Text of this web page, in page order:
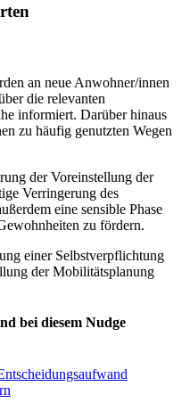
an neue Anwohner/innen
die relevanten
informiert. Darüber hinaus
zu häufig genutzten Wegen
der Voreinstellung der
Verringerung des
eine sensible Phase
zu fördern.
einer Selbstverpflichtung
der Mobilitätsplanung
bei diesem Nudge